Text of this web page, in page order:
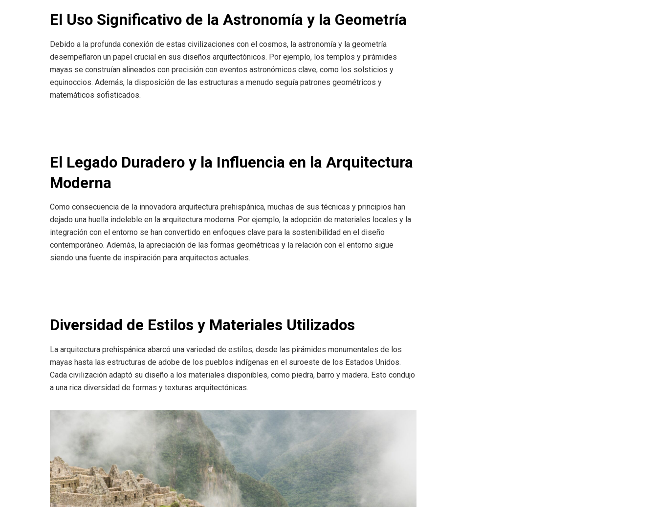
El Uso Significativo de la Astronomía y la Geometría
Debido a la profunda conexión de estas civilizaciones con el cosmos, la astronomía y la geometría
desempeñaron un papel crucial en sus diseños arquitectónicos. Por ejemplo, los templos y pirámides
mayas se construían alineados con precisión con eventos astronómicos clave, como los solsticios y
equinoccios. Además, la disposición de las estructuras a menudo seguía patrones geométricos y
matemáticos sofisticados.
El Legado Duradero y la Influencia en la Arquitectura
Moderna
Como consecuencia de la innovadora arquitectura prehispánica, muchas de sus técnicas y principios han
dejado una huella indeleble en la arquitectura moderna. Por ejemplo, la adopción de materiales locales y la
integración con el entorno se han convertido en enfoques clave para la sostenibilidad en el diseño
contemporáneo. Además, la apreciación de las formas geométricas y la relación con el entorno sigue
siendo una fuente de inspiración para arquitectos actuales.
Diversidad de Estilos y Materiales Utilizados
La arquitectura prehispánica abarcó una variedad de estilos, desde las pirámides monumentales de los
mayas hasta las estructuras de adobe de los pueblos indígenas en el suroeste de los Estados Unidos.
Cada civilización adaptó su diseño a los materiales disponibles, como piedra, barro y madera. Esto condujo
a una rica diversidad de formas y texturas arquitectónicas.